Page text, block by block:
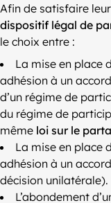
Afin de satisfaire leur
dispositif légal de
le choix entre :
La mise en place
adhésion à un
d’un régime de
du régime de
même loi sur le
La mise en place
adhésion à un
décision unilatérale).
L’abondement